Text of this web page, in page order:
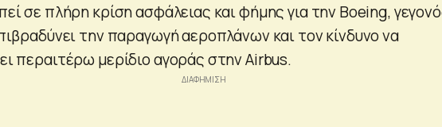
σε πλήρη κρίση ασφάλειας και φήμης για την Boeing,
την παραγωγή αεροπλάνων και τον κίνδυνο να
περαιτέρω μερίδιο αγοράς στην Airbus.